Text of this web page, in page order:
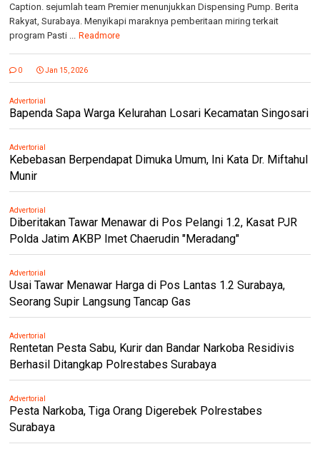
Caption. sejumlah team Premier menunjukkan Dispensing Pump. Berita
Rakyat, Surabaya. Menyikapi maraknya pemberitaan miring terkait
program Pasti ... Readmore
0 Jan 15, 2026
Advertorial
Bapenda Sapa Warga Kelurahan Losari Kecamatan Singosari
Advertorial
Kebebasan Berpendapat Dimuka Umum, Ini Kata Dr. Miftahul
Munir
Advertorial
Diberitakan Tawar Menawar di Pos Pelangi 1.2, Kasat PJR
Polda Jatim AKBP Imet Chaerudin "Meradang"
Advertorial
Usai Tawar Menawar Harga di Pos Lantas 1.2 Surabaya,
Seorang Supir Langsung Tancap Gas
Advertorial
Rentetan Pesta Sabu, Kurir dan Bandar Narkoba Residivis
Berhasil Ditangkap Polrestabes Surabaya
Advertorial
Pesta Narkoba, Tiga Orang Digerebek Polrestabes
Surabaya